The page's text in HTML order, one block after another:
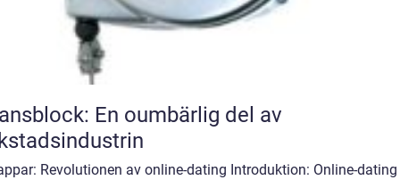
En oumbärlig del av
Revolutionen av online-dating Introduktion: Online-